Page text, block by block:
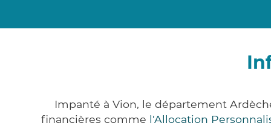
Impanté à Vion, le département
financières comme l'Allocation